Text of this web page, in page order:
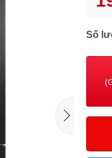
Số